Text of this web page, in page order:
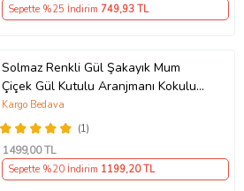
Sepette %25 İndirim 749,93 TL
Solmaz Renkli Gül Şakayık Mum
Çiçek Gül Kutulu Aranjmanı Kokulu
Mum Buketi Demeti Ofis İş Sevgili
Özel Nişan Anneler Günü Hediyelik
Doğum Günü Sıradışı Farklı Ev
Hediyesi
(1)
Kargo Bedava
1499,00 TL
Sepette %20 İndirim 1199,20 TL